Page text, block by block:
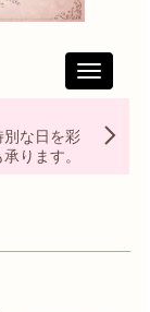
Toggle
別な日を彩
ります。